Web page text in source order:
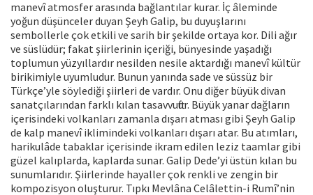
manevî atmosfer arasında bağlantılar kurar. İç âleminde
yoğun düşünceler duyan Şeyh Galip, bu duyuşlarını
sembollerle çok etkili ve sarih bir şekilde ortaya kor. Dili ağır
ve süslüdür; fakat şiirlerinin içeriği, bünyesinde yaşadığı
toplumun yüzyıllardır nesilden nesile aktardığı manevî kültür
birikimiyle uyumludur. Bunun yanında sade ve süssüz bir
Türkçe’yle söylediği şiirleri de vardır. Onu diğer büyük divan
sanatçılarından farklı kılan tasavvuftur. Büyük yanar dağların
içerisindeki volkanları zamanla dışarı atması gibi Şeyh Galip
de kalp manevî iklimindeki volkanları dışarı atar. Bu atımları,
harikulâde tabaklar içerisinde ikram edilen leziz taamlar gibi
güzel kalıplarda, kaplarda sunar. Galip Dede’yi üstün kılan bu
sunumlarıdır. Şiirlerinde hayaller çok renkli ve zengin bir
kompozisyon oluşturur. Tıpkı Mevlâna Celâlettin-i Rumî’nin